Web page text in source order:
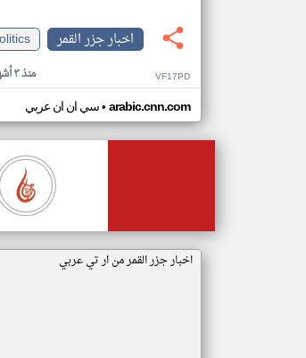
اخبار جزر القمر
منذ ٣ أشهر VF17PD
سي ان ان عربي• arabic.cnn.com
اخبار جزر القمر من ار تي عربي